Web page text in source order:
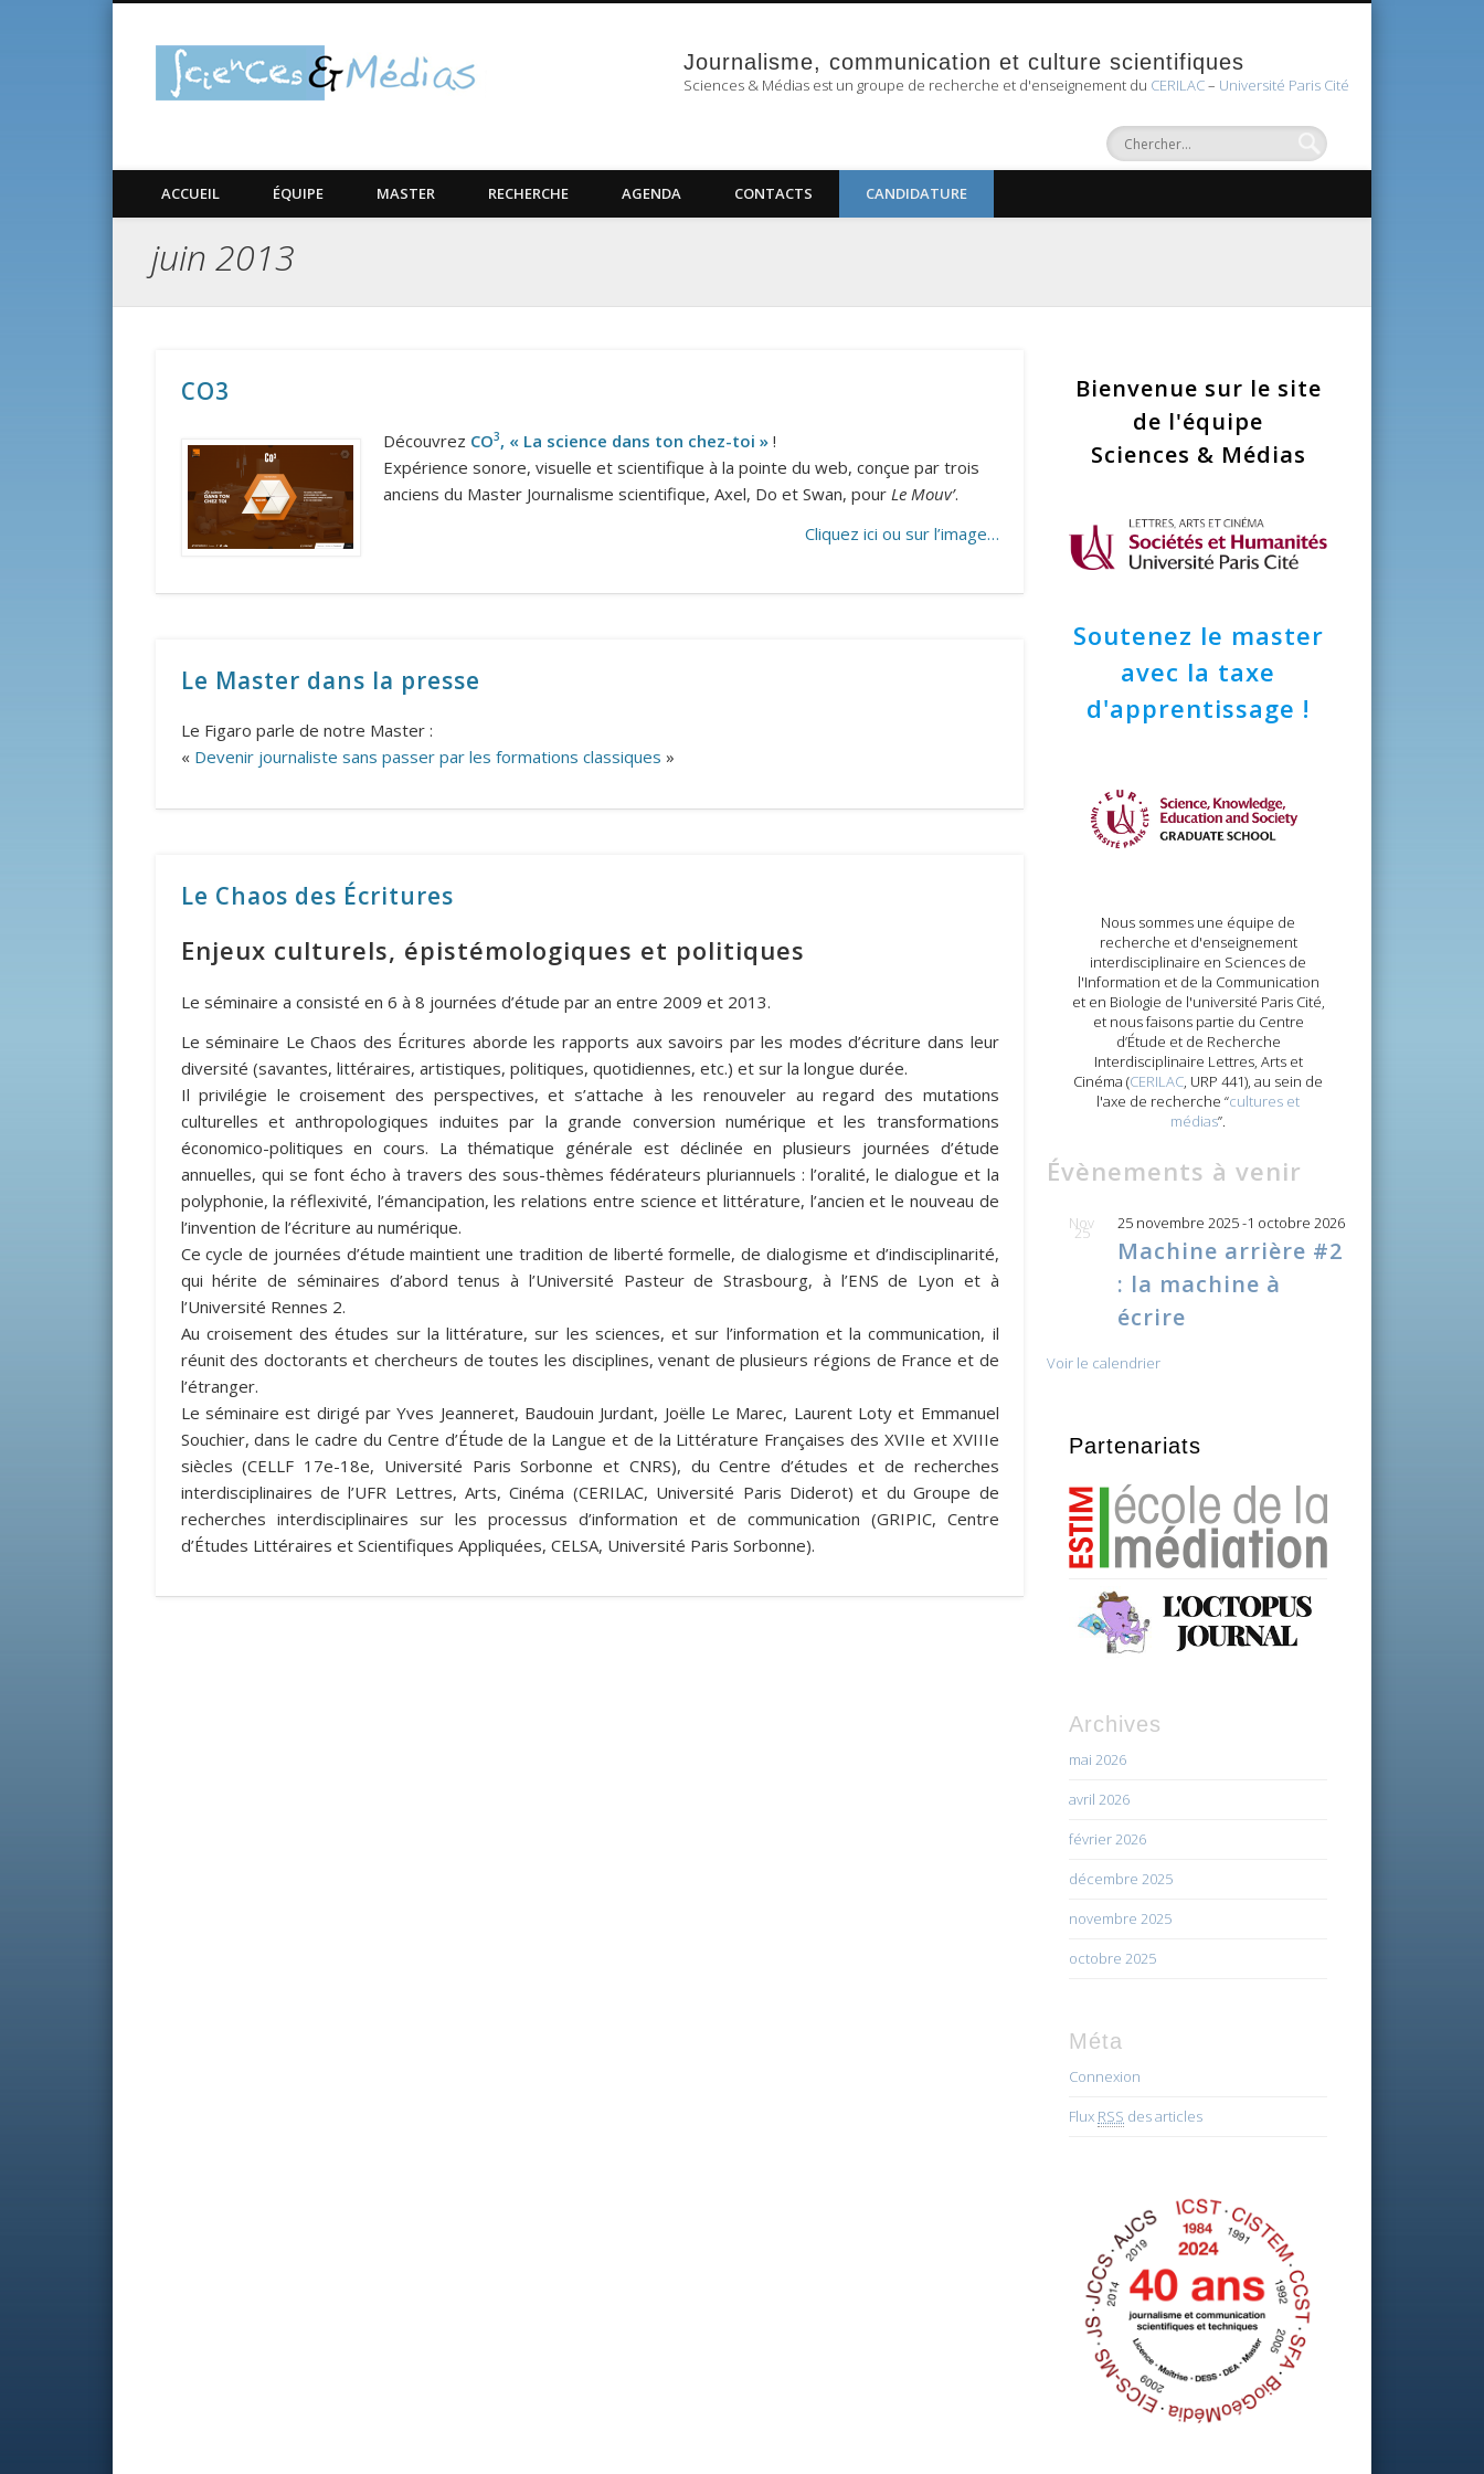
Sciences & MédiasJournalisme, communication et culture scientifiques
Sciences & Médias est un groupe de recherche et d'enseignement du CERILAC– Université Paris Cité
ACCUEIL ÉQUIPE MASTER RECHERCHE AGENDA CONTACTS CANDIDATURE
juin 2013
CO3
Découvrez CO3, « La science dans ton chez-toi » !
Expérience sonore, visuelle et scientifique à la pointe du web, conçue par trois
anciens du Master Journalisme scientifique, Axel, Do et Swan, pour Le Mouv’.
Cliquez ici ou sur l’image…
Le Master dans la presse
Le Figaro parle de notre Master :
« Devenir journaliste sans passer par les formations classiques »
Le Chaos des Écritures
Enjeux culturels, épistémologiques et politiques
Le séminaire a consisté en 6 à 8 journées d’étude par an entre 2009 et 2013.
Le séminaire Le Chaos des Écritures aborde les rapports aux savoirs par les modes d’écriture dans leur
diversité (savantes, littéraires, artistiques, politiques, quotidiennes, etc.) et sur la longue durée.
Il privilégie le croisement des perspectives, et s’attache à les renouveler au regard des mutations
culturelles et anthropologiques induites par la grande conversion numérique et les transformations
économico-politiques en cours. La thématique générale est déclinée en plusieurs journées d’étude
annuelles, qui se font écho à travers des sous-thèmes fédérateurs pluriannuels : l’oralité, le dialogue et la
polyphonie, la réflexivité, l’émancipation, les relations entre science et littérature, l’ancien et le nouveau de
l’invention de l’écriture au numérique.
Ce cycle de journées d’étude maintient une tradition de liberté formelle, de dialogisme et d’indisciplinarité,
qui hérite de séminaires d’abord tenus à l’Université Pasteur de Strasbourg, à l’ENS de Lyon et à
l’Université Rennes 2.
Au croisement des études sur la littérature, sur les sciences, et sur l’information et la communication, il
réunit des doctorants et chercheurs de toutes les disciplines, venant de plusieurs régions de France et de
l’étranger.
Le séminaire est dirigé par Yves Jeanneret, Baudouin Jurdant, Joëlle Le Marec, Laurent Loty et Emmanuel
Souchier, dans le cadre du Centre d’Étude de la Langue et de la Littérature Françaises des XVIIe et XVIIIe
siècles (CELLF 17e-18e, Université Paris Sorbonne et CNRS), du Centre d’études et de recherches
interdisciplinaires de l’UFR Lettres, Arts, Cinéma (CERILAC, Université Paris Diderot) et du Groupe de
recherches interdisciplinaires sur les processus d’information et de communication (GRIPIC, Centre
d’Études Littéraires et Scientifiques Appliquées, CELSA, Université Paris Sorbonne).
Bienvenue sur le site
de l'équipe
Sciences & Médias
Soutenez le master
avec la taxe
d'apprentissage !
Nous sommes une équipe de
recherche et d'enseignement
interdisciplinaire en Sciences de
l'Information et de la Communication
et en Biologie de l'université Paris Cité,
et nous faisons partie du Centre
d’Étude et de Recherche
Interdisciplinaire Lettres, Arts et
Cinéma (CERILAC, URP 441), au sein de
l'axe de recherche “cultures et
médias”.
Évènements à venir
Nov
25 25 novembre 2025-1 octobre 2026
Machine arrière #2
: la machine à
écrire
Voir le calendrier
Partenariats
Archives
mai 2026
avril 2026
février 2026
décembre 2025
novembre 2025
octobre 2025
Méta
Connexion
Flux RSS des articles